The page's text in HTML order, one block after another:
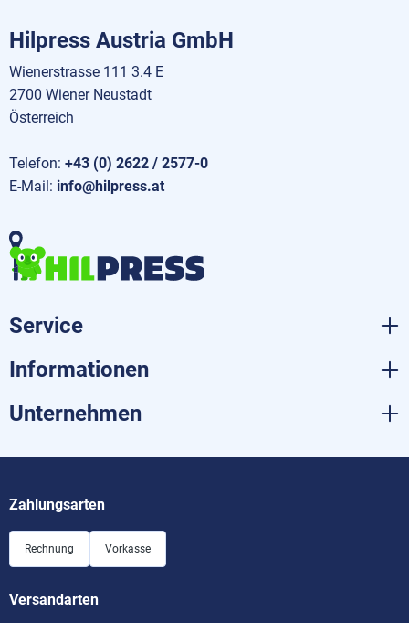
Hilpress Austria GmbH
Wienerstrasse 111 3.4 E
2700 Wiener Neustadt
Österreich
Telefon: +43 (0) 2622 / 2577-0
E-Mail: info@hilpress.at
Service
Informationen
Unternehmen
Zahlungsarten
Rechnung Vorkasse
Versandarten